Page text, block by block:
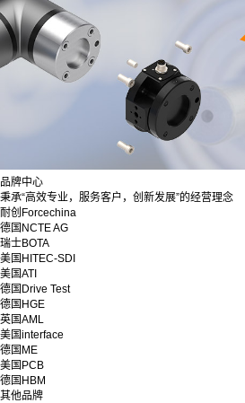
品牌中心
秉承“高效专业，服务客户，创新发展”的经营理念
耐创Forcechina
德国NCTE AG
瑞士BOTA
美国HITEC-SDI
美国ATI
德国Drive Test
德国HGE
英国AML
美国interface
德国ME
美国PCB
德国HBM
其他品牌